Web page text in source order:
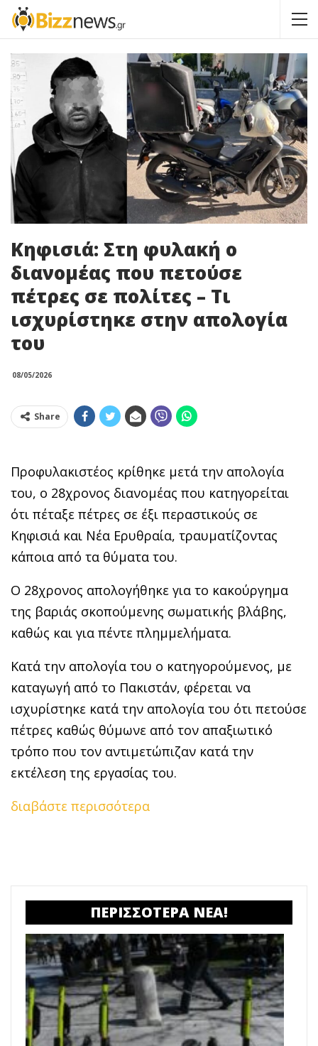
Κηφισιά: Στη φυλακή ο
διανομέας που πετούσε
πέτρες σε πολίτες – Τι
ισχυρίστηκε στην απολογία
του
08/05/2026
Share
Προφυλακιστέος κρίθηκε μετά την απολογία
του, ο 28χρονος διανομέας που κατηγορείται
ότι πέταξε πέτρες σε έξι περαστικούς σε
Κηφισιά και Νέα Ερυθραία, τραυματίζοντας
κάποια από τα θύματα του.
Ο 28χρονος απολογήθηκε για το κακούργημα
της βαριάς σκοπούμενης σωματικής βλάβης,
καθώς και για πέντε πλημμελήματα.
Κατά την απολογία του ο κατηγορούμενος, με
καταγωγή από το Πακιστάν, φέρεται να
ισχυρίστηκε κατά την απολογία του ότι πετούσε
πέτρες καθώς θύμωνε από τον απαξιωτικό
τρόπο που τον αντιμετώπιζαν κατά την
εκτέλεση της εργασίας του.
διαβάστε περισσότερα
ΠΕΡΙΣΣΟΤΕΡΑ ΝΕΑ!